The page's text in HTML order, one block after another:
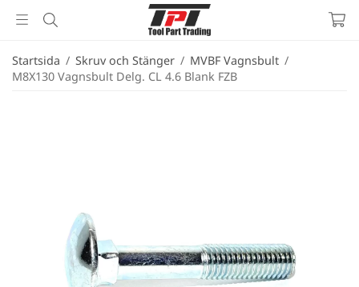
Startsida / Skruv och Stänger / MVBF Vagnsbult /
M8X130 Vagnsbult Delg. CL 4.6 Blank FZB